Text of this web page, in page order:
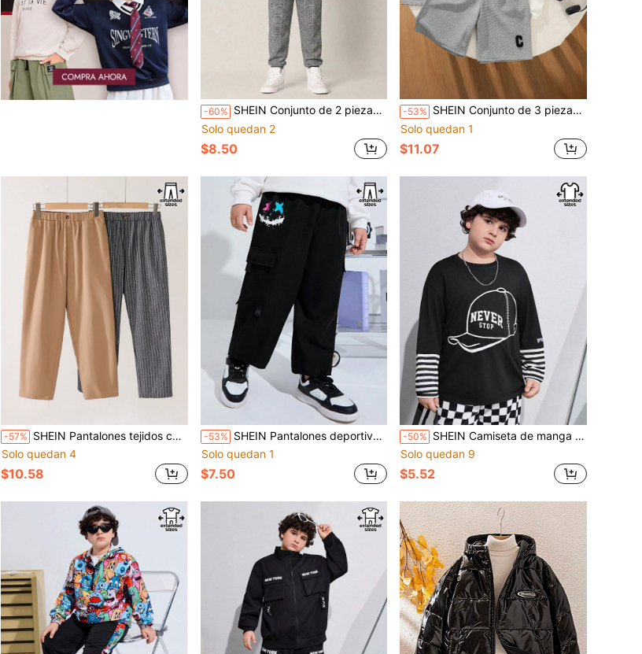
-60% SHEIN Conjunto de 2 piezas de camiseta de manga corta con estampado de letras y pantalones largos a cuadros para niños preadolescentes de talla grande
Solo quedan 2
$8.50
-53% SHEIN Conjunto de 3 piezas para niños preadolescentes de talla extendida que incluye chaleco informal de ajuste holgado, camiseta y pantalones cortos
Solo quedan 1
$11.07
-57% SHEIN Pantalones tejidos casuales de talla extendida para niños preadolescentes con rayas de color en tejido liso, paquete múltiple (2 piezas por color)
Solo quedan 4
$10.58
-53% SHEIN Pantalones deportivos casuales para niños preadolescentes, de talla extendida y con cordón y bolsillos. Tejido tejido en unicolor e impresos.
Solo quedan 1
$7.50
-50% SHEIN Camiseta de manga larga con diseño de rayas y capucha para niños preadolescentes de talla grande
Solo quedan 9
$5.52